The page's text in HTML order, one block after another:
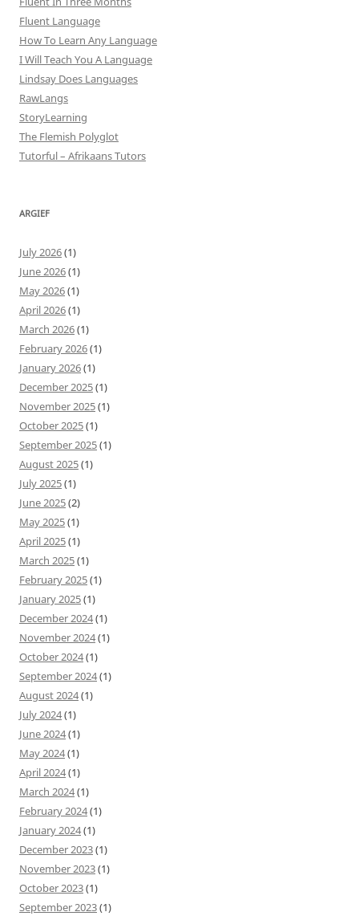
Fluent Language
How To Learn Any Language
I Will Teach You A Language
Lindsay Does Languages
RawLangs
StoryLearning
The Flemish Polyglot
Tutorful – Afrikaans Tutors
ARGIEF
July 2026(1)
June 2026(1)
May 2026(1)
April 2026(1)
March 2026(1)
February 2026(1)
January 2026(1)
December 2025(1)
November 2025(1)
October 2025(1)
September 2025(1)
August 2025(1)
July 2025(1)
June 2025(2)
May 2025(1)
April 2025(1)
March 2025(1)
February 2025(1)
January 2025(1)
December 2024(1)
November 2024(1)
October 2024(1)
September 2024(1)
August 2024(1)
July 2024(1)
June 2024(1)
May 2024(1)
April 2024(1)
March 2024(1)
February 2024(1)
January 2024(1)
December 2023(1)
November 2023(1)
October 2023(1)
September 2023(1)